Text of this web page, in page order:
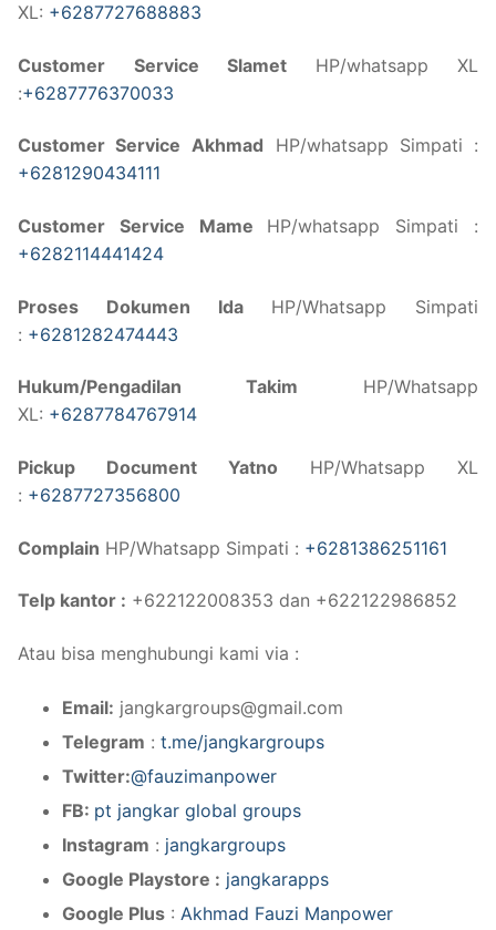
XL: +6287727688883
Customer Service Slamet HP/whatsapp XL
:+6287776370033
Customer Service Akhmad HP/whatsapp Simpati :
+6281290434111
Customer Service Mame HP/whatsapp Simpati :
+6282114441424
Proses Dokumen IdaHP/Whatsapp Simpati
: +6281282474443
Hukum/Pengadilan Takim HP/Whatsapp
XL: +6287784767914
Pickup Document Yatno HP/Whatsapp XL
: +6287727356800
Complain HP/Whatsapp Simpati : +6281386251161
Telp kantor : +622122008353 dan +622122986852
Atau bisa menghubungi kami via :
Email: jangkargroups@gmail.com
Telegram : t.me/jangkargroups
Twitter:@fauzimanpower
FB: pt jangkar global groups
Instagram : jangkargroups
Google Playstore : jangkarapps
Google Plus : Akhmad Fauzi Manpower